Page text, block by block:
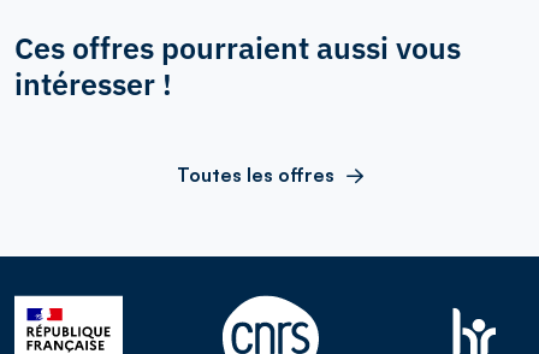
Ces offres pourraient aussi vous
intéresser !
Toutes les offres